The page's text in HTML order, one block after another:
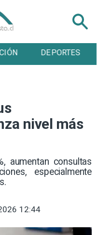
DEPORTES
nivel más
aumentan consultas
especialmente
12:44